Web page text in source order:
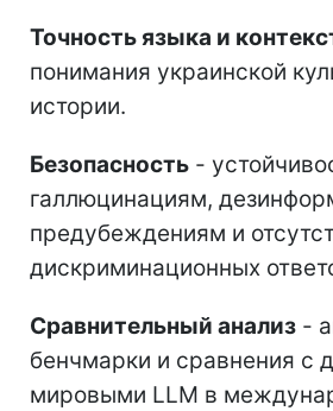
Точность языка и
понимания украинской
истории.
Безопасность -
галлюцинациям,
предубеждениям и
дискриминационных
Сравнительный анализ -
бенчмарки и сравнения с
мировыми LLM в